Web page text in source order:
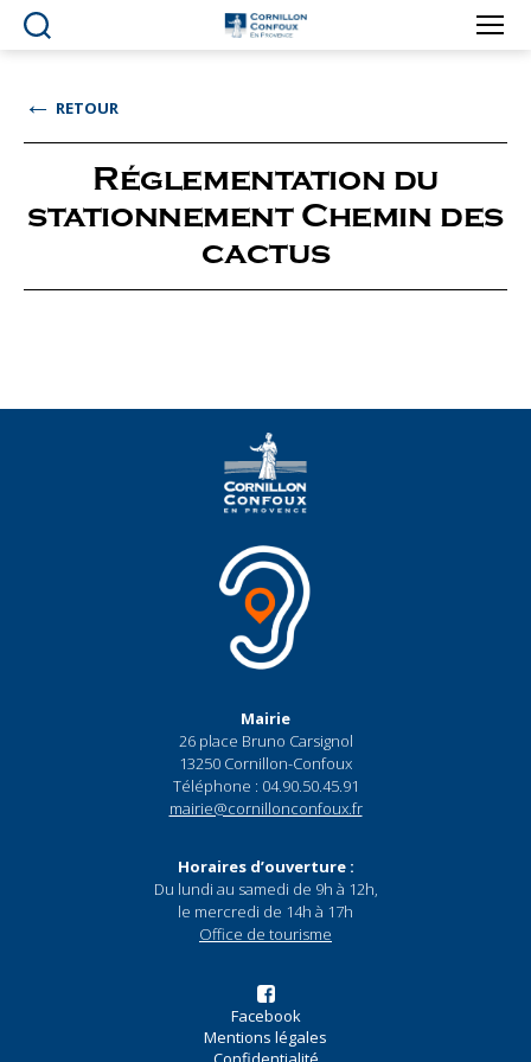
Ville
en
Provence
← RETOUR
Réglementation du
stationnement Chemin des
cactus
Mairie
26 place Bruno Carsignol
13250 Cornillon-Confoux
Téléphone : 04.90.50.45.91
mairie@cornillonconfoux.fr
Horaires d’ouverture :
Du lundi au samedi de 9h à 12h,
le mercredi de 14h à 17h
Office de tourisme
Facebook
Mentions légales